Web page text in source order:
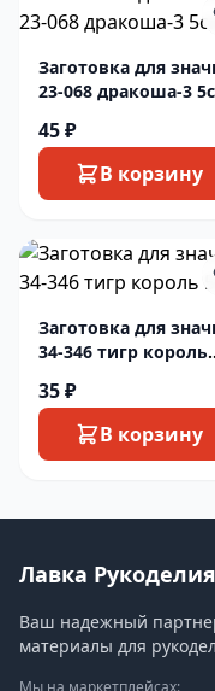
Заготовка для
23-068 дракоша-3
45 ₽
В корзину
Заготовка для
34-346 тигр король
35 ₽
В корзину
Лавка Рукоделия
Ваш надежный
материалы для
Мы на маркетплейсах: